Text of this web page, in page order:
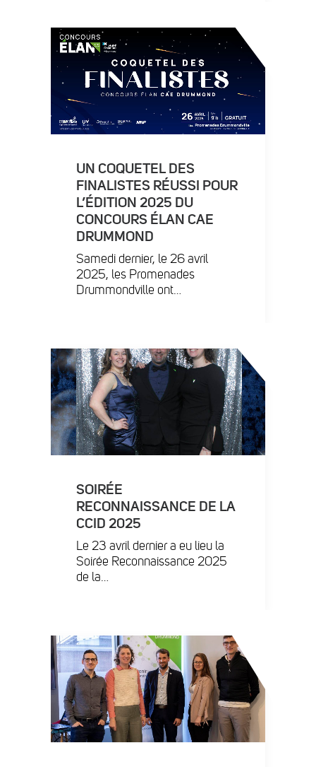
UN COQUETEL DES
FINALISTES RÉUSSI POUR
L’ÉDITION 2025 DU
CONCOURS ÉLAN CAE
DRUMMOND
Samedi dernier, le 26 avril
2025, les Promenades
Drummondville ont…
SOIRÉE
RECONNAISSANCE DE LA
CCID 2025
​Le 23 avril dernier a eu lieu la
Soirée Reconnaissance 2025
de la…